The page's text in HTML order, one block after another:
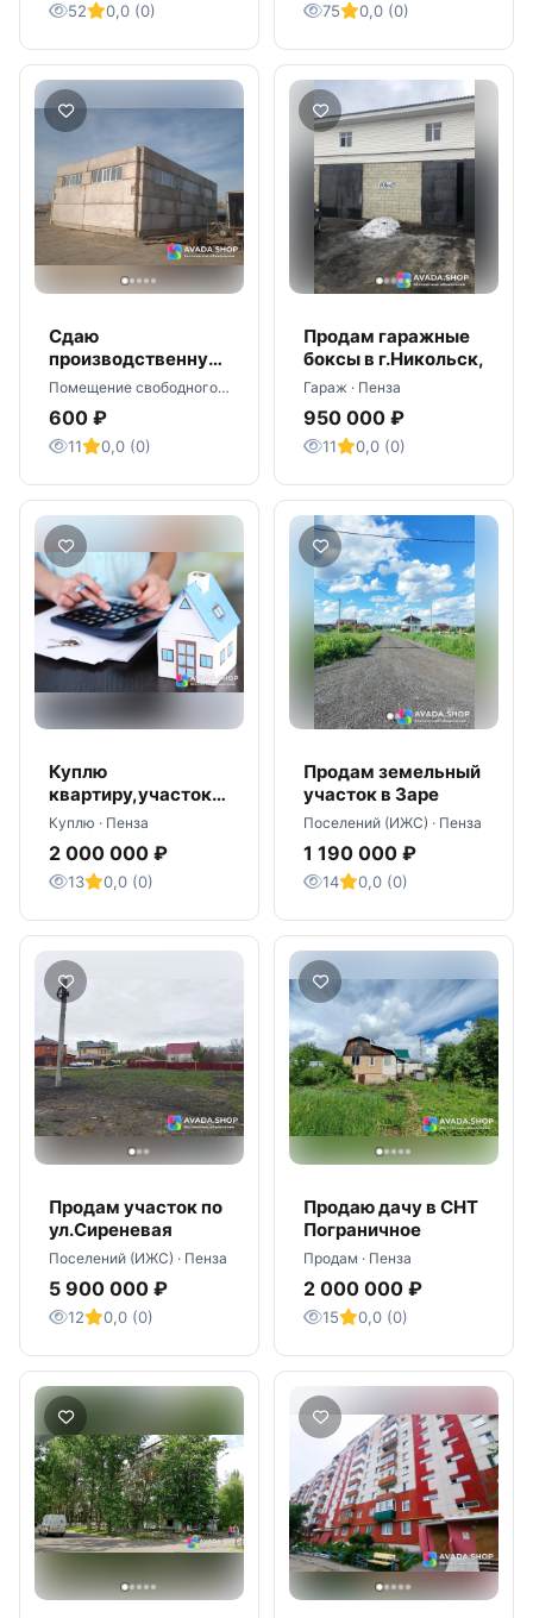
52 0,0 (0) 75 0,0 (0)
Сдаю
производственную
площадь 218 кв.м
по ул.Рябова,1в
Помещение свободного назначения · Пенза
600 ₽
11 0,0 (0)
Продам гаражные
боксы в г.Никольск,
Гараж · Пенза
950 000 ₽
11 0,0 (0)
Куплю
квартиру,участок,д
ом в г.Пензе
Куплю · Пенза
2 000 000 ₽
13 0,0 (0)
Продам земельный
участок в Заре
Поселений (ИЖС) · Пенза
1 190 000 ₽
14 0,0 (0)
Продам участок по
ул.Сиреневая
Поселений (ИЖС) · Пенза
5 900 000 ₽
12 0,0 (0)
Продаю дачу в СНТ
Пограничное
Продам · Пенза
2 000 000 ₽
15 0,0 (0)